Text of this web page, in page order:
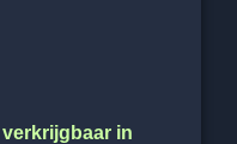
in